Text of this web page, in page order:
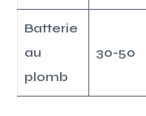
Batterie
au
plomb
30-50